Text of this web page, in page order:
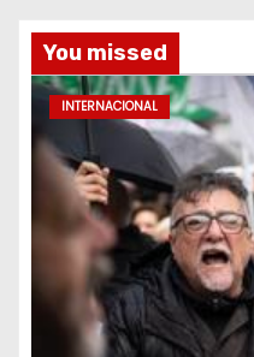
You missed
INTERNACIONAL